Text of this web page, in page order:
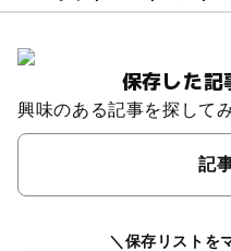
保存した記
興味のある記事を探して
記
保存リストを